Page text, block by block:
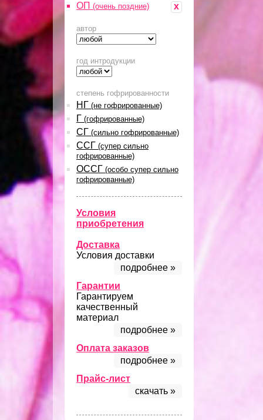
x
ОП (очень поздние)
автор
год интродукции
степень гофрированности
НГ (не гофрированные)
Г (гофрированные)
СГ (сильно гофрированные)
ССГ (супер сильно
гофрированные)
ОССГ (особо супер сильно
гофрированные)
Условия
приобретения
Доставка
Условия доставки
подробнее »
Гарантии
Гарантируем
качественный
материал
подробнее »
Оплата заказов
подробнее »
Прайс-лист
скачать »